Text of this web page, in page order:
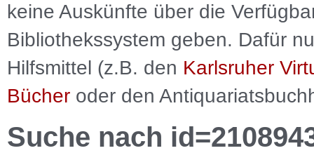
keine Auskünfte über die
Bibliothekssystem geben. Dafür
Hilfsmittel (z.B. den Karlsruher
Bücher oder den
Suche nach